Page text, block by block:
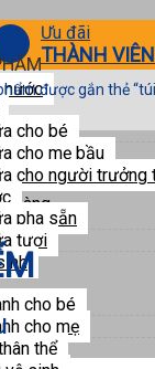
Ưu đãi
THÀNH VIÊN
hàng.
nước
cho bé
cho mẹ bầu
cho người trưởng
pha sẵn
tươi
cho bé
cho mẹ
thể
được gắn thẻ
“túi trữ sữa